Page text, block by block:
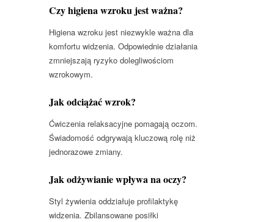
Czy higiena wzroku jest ważna?
Higiena wzroku jest niezwykle ważna dla
komfortu widzenia. Odpowiednie działania
zmniejszają ryzyko dolegliwościom
wzrokowym.
Jak odciążać wzrok?
Ćwiczenia relaksacyjne pomagają oczom.
Świadomość odgrywają kluczową rolę niż
jednorazowe zmiany.
Jak odżywianie wpływa na oczy?
Styl żywienia oddziałuje profilaktykę
widzenia. Zbilansowane posiłki